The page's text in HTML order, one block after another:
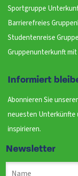
Sportgruppe
Barrierefreies
Studentenreise
Gruppenunterkunft
Informiert
Abonnieren Sie
neuesten Unterkünfte
inspirieren.
Newsletter